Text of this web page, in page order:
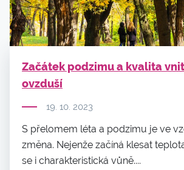
Začátek podzimu a kvalita
ovzduší
19. 10. 2023
S přelomem léta a podzimu je ve
změna. Nejenže začíná klesat
se i charakteristická vůně....